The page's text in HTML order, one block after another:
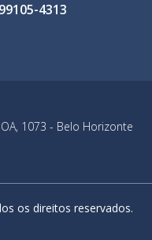
4313
1073 - Belo Horizonte
os direitos reservados.